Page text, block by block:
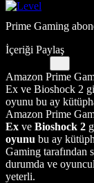
Prime Gaming
İçeriği Paylaş
Amazon Prime
Ex ve Bioshock 2
oyunu bu ay
Amazon Prime
Ex ve Bioshock 2
oyunu bu ay
Gaming tarafından
durumda ve
yeterli.